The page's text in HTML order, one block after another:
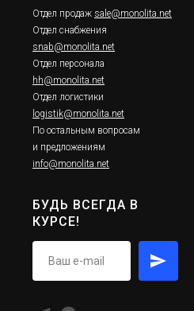
Отдел продаж sale@monolita.net
Отдел снабжения
snab@monolita.net
Отдел персонала
hh@monolita.net
Отдел логистики
logistik@monolita.net
По остальным вопросам
и предложениям
info@monolita.net
БУДЬ ВСЕГДА В
КУРСЕ!